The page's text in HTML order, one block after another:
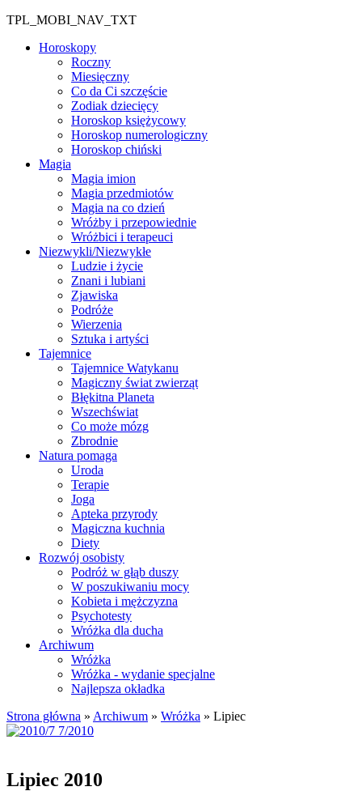
TPL_MOBI_NAV_TXT
Horoskopy
Roczny
Miesięczny
Co da Ci szczęście
Zodiak dziecięcy
Horoskop księżycowy
Horoskop numerologiczny
Horoskop chiński
Magia
Magia imion
Magia przedmiotów
Magia na co dzień
Wróżby i przepowiednie
Wróżbici i terapeuci
Niezwykli/Niezwykłe
Ludzie i życie
Znani i lubiani
Zjawiska
Podróże
Wierzenia
Sztuka i artyści
Tajemnice
Tajemnice Watykanu
Magiczny świat zwierząt
Błękitna Planeta
Wszechświat
Co może mózg
Zbrodnie
Natura pomaga
Uroda
Terapie
Joga
Apteka przyrody
Magiczna kuchnia
Diety
Rozwój osobisty
Podróż w głąb duszy
W poszukiwaniu mocy
Kobieta i mężczyzna
Psychotesty
Wróżka dla ducha
Archiwum
Wróżka
Wróżka - wydanie specjalne
Najlepsza okładka
Strona główna » Archiwum » Wróżka » Lipiec
Lipiec 2010